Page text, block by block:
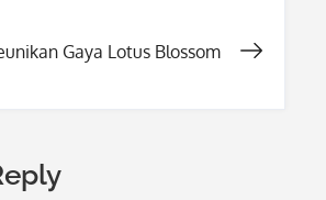
Gaya Lotus Blossom